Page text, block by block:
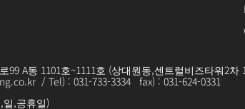
A동 1101호~1111호 (상대원동,센트럴비즈타워2차
/ Tel) : 031-733-3334 fax) : 031-624-0331
,공휴일)